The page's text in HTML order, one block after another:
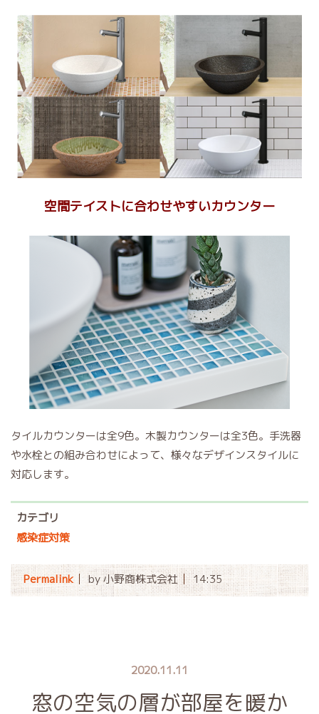
空間テイストに合わせやすいカウンター
タイルカウンターは全9色。木製カウンターは全3色。手洗器
や水栓との組み合わせによって、様々なデザインスタイルに
対応します。
カテゴリ
感染症対策
Permalink by 小野商株式会社 14:35
2020.11.11
窓の空気の層が部屋を暖か